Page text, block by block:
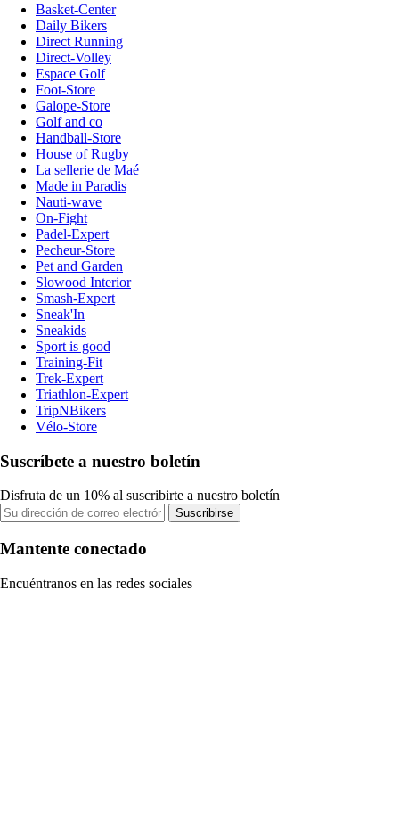
Basket-Center
Daily Bikers
Direct Running
Direct-Volley
Espace Golf
Foot-Store
Galope-Store
Golf and co
Handball-Store
House of Rugby
La sellerie de Maé
Made in Paradis
Nauti-wave
On-Fight
Padel-Expert
Pecheur-Store
Pet and Garden
Slowood Interior
Smash-Expert
Sneak'In
Sneakids
Sport is good
Training-Fit
Trek-Expert
Triathlon-Expert
TripNBikers
Vélo-Store
Suscríbete a nuestro boletín
Disfruta de un 10% al suscribirte a nuestro boletín
Suscribirse
Mantente conectado
Encuéntranos en las redes sociales